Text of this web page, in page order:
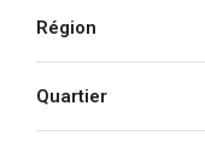
Région
Quartier